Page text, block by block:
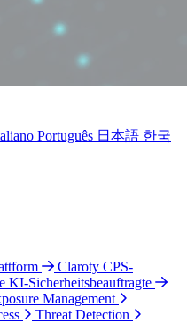
Português 日本語 한국
Claroty CPS-
KI-Sicherheitsbeauftragte
Management
Threat Detection